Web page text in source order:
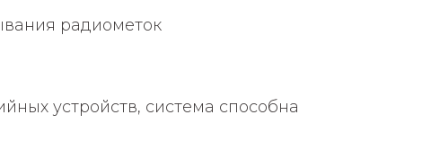
радиометок
устройств, система способна